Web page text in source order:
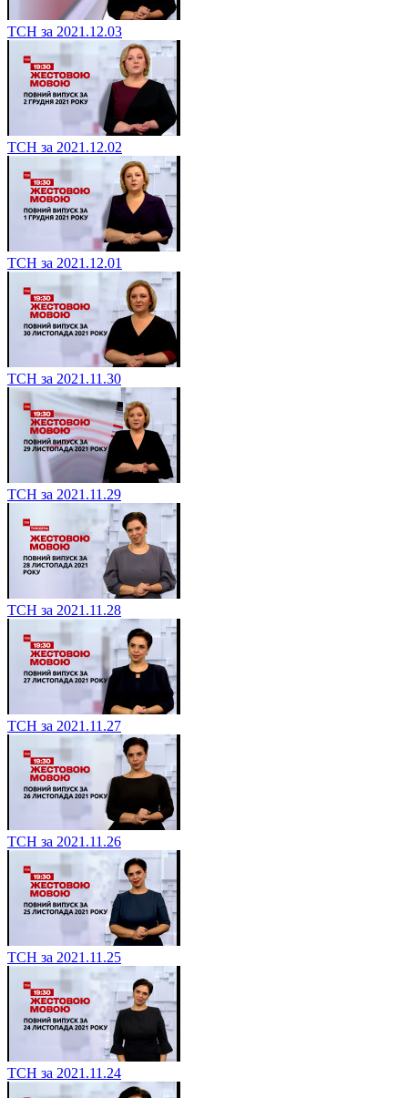
ТСН за 2021.12.03
ТСН за 2021.12.02
ТСН за 2021.12.01
ТСН за 2021.11.30
ТСН за 2021.11.29
ТСН за 2021.11.28
ТСН за 2021.11.27
ТСН за 2021.11.26
ТСН за 2021.11.25
ТСН за 2021.11.24